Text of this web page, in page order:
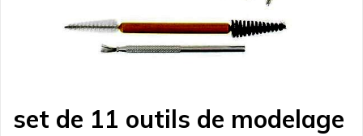
set de 11 outils de modelage